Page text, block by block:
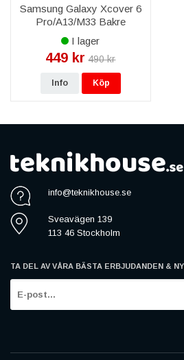
Samsung Galaxy Xcover 6
Pro/A13/M33 Bakre
Kamera 50MP
I lager
449 kr 490 kr
Info Köp
info@teknikhouse.se
Sveavägen 139
113 46 Stockholm
TA DEL AV VÅRA BÄSTA ERBJUDANDEN &